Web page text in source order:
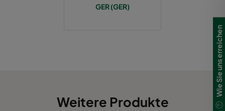
GER (GER)
Weitere Produkte
Wie Sie uns erreichen